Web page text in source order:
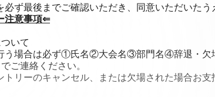
必ず最後までご確認いただき、同意いただいたう
注意事項⇐
いて
う場合は必ず①氏名②大会名③部門名④辞退・欠
ご連絡ください。
リーのキャンセル、または欠場された場合お